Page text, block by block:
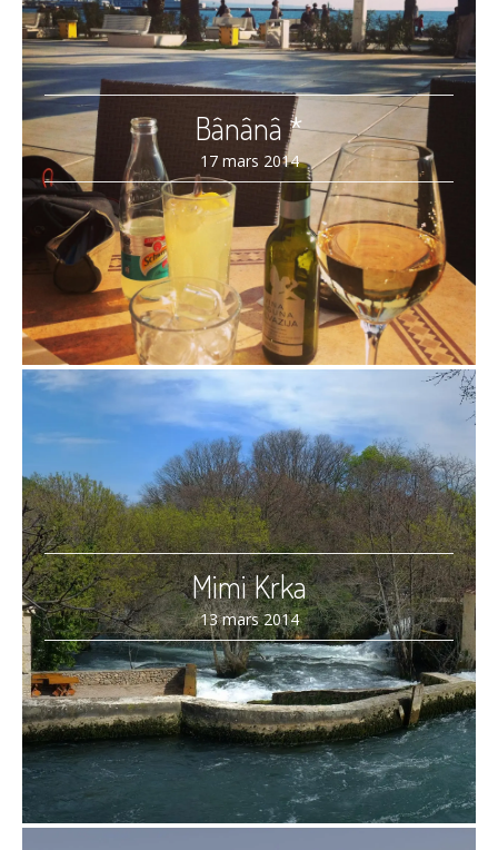
Bânânâ *
17 mars 2014
Mimi Krka
13 mars 2014